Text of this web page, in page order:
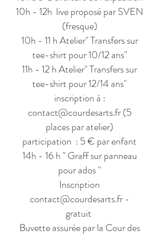
10h - 12h live proposé par SVEN
(fresque)
10h - 11 h Atelier" Transfers sur
tee-shirt pour 10/12 ans"
11h - 12 h Atelier" Transfers sur
tee-shirt pour 12/14 ans"
inscription à :
contact@courdesarts.fr(5
places par atelier)
participation : 5 € par enfant
14h - 16 h " Graff sur panneau
pour ados "
Inscription
contact@courdesarts.fr-
gratuit
Buvette assurée par la Cour des